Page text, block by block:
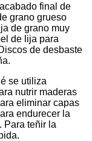
final de
grano grueso
de grano muy
de lija para
de desbaste
se utiliza
nutrir maderas
eliminar capas
endurecer la
Para teñir la